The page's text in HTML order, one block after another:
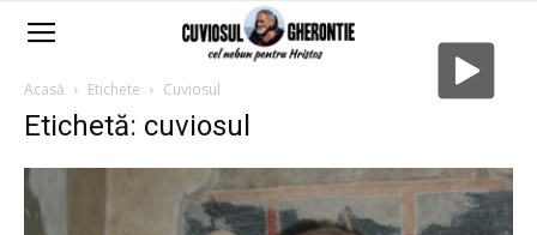
Acasă Etichete Cuviosul
Etichetă: cuviosul